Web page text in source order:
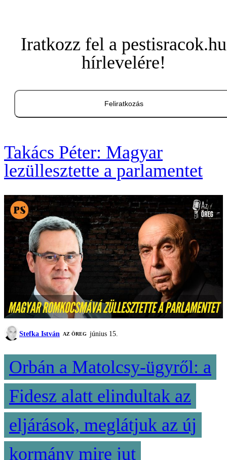
Iratkozz fel a pestisracok.hu
hírlevelére!
Feliratkozás
Takács Péter: Magyar
lezüllesztette a parlamentet
Stefka István AZ ÖREG június 15.
Orbán a Matolcsy-ügyről: a
Fidesz alatt elindultak az
eljárások, meglátjuk az új
kormány mire jut